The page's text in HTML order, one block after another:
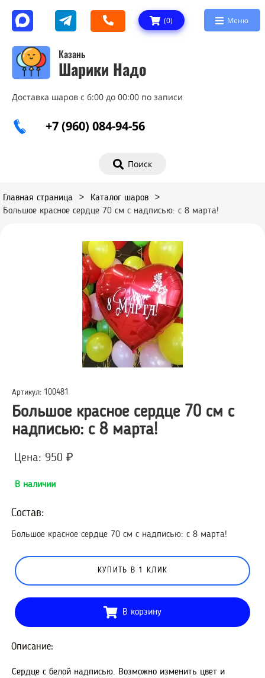
(0) Меню
Казань
Шарики Надо
Доставка шаров с 6:00 до 00:00 по записи
+7 (960) 084-94-56
Поиск
Главная страница > Каталог шаров
>
Большое красное сердце 70 см с надписью: с 8 марта!
Артикул: 100481
Большое красное сердце 70 см с
надписью: с 8 марта!
Цена: 950 ₽
В наличии
Состав:
Большое красное сердце 70 см с надписью: с 8 марта!
КУПИТЬ В 1 КЛИК
В корзину
Описание:
Сердце с белой надписью. Возможно изменить цвет и